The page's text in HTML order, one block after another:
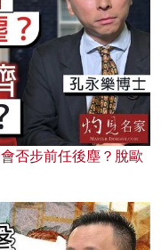
否步前任後塵？脫歐